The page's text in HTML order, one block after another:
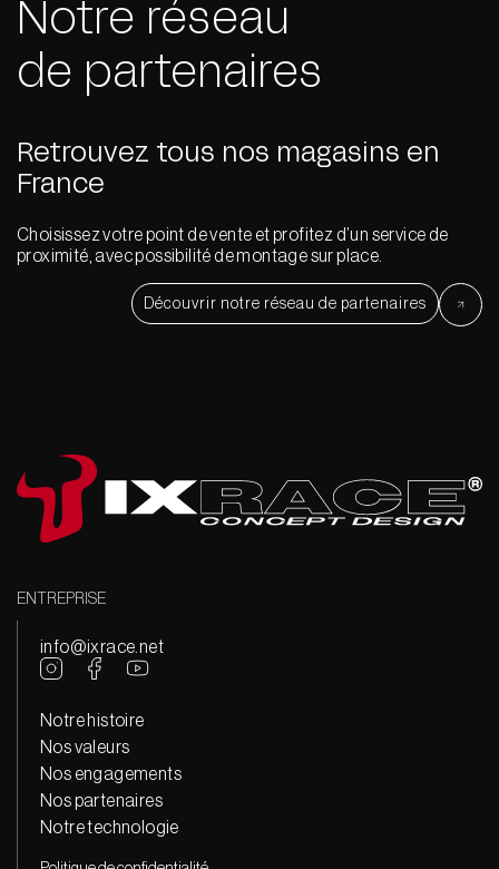
Notre réseau
de partenaires
Retrouvez tous nos magasins en
France
Choisissez votre point de vente et profitez d’un service de
proximité, avec possibilité de montage sur place.
Découvrir notre réseau de partenaires
ENTREPRISE
info@ixrace.net
Notre histoire
Nos valeurs
Nos engagements
Nos partenaires
Notre technologie